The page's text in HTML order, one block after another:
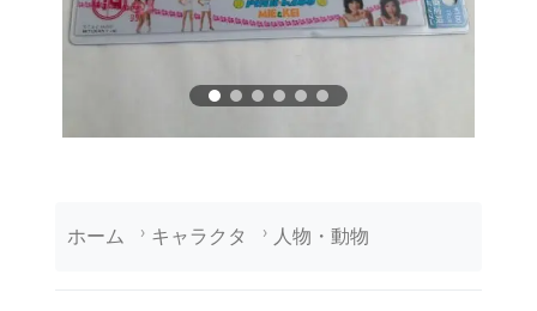
ホーム キャラクタ 人物・動物